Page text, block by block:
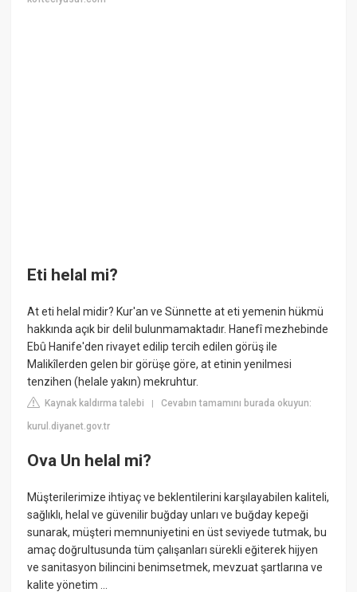
Eti helal mi?
At eti helal midir? Kur'an ve Sünnette at eti yemenin hükmü
hakkında açık bir delil bulunmamaktadır. Hanefî mezhebinde
Ebû Hanife'den rivayet edilip tercih edilen görüş ile
Malikîlerden gelen bir görüşe göre, at etinin yenilmesi
tenzihen (helale yakın) mekruhtur.
Kaynak kaldırma talebi |Cevabın tamamını burada okuyun:
kurul.diyanet.gov.tr
Ova Un helal mi?
Müşterilerimize ihtiyaç ve beklentilerini karşılayabilen kaliteli,
sağlıklı, helal ve güvenilir buğday unları ve buğday kepeği
sunarak, müşteri memnuniyetini en üst seviyede tutmak, bu
amaç doğrultusunda tüm çalışanları sürekli eğiterek hijyen
ve sanitasyon bilincini benimsetmek, mevzuat şartlarına ve
kalite yönetim ...